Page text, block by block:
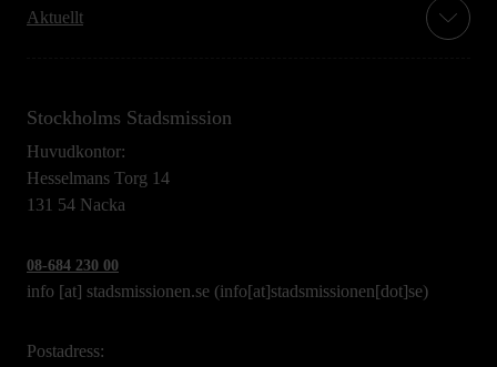
Aktuellt
Stockholms Stadsmission
Huvudkontor:
Hesselmans Torg 14
131 54 Nacka
08-684 230 00
info [at] stadsmissionen.se (info[at]stadsmissionen[dot]se)
Postadress: